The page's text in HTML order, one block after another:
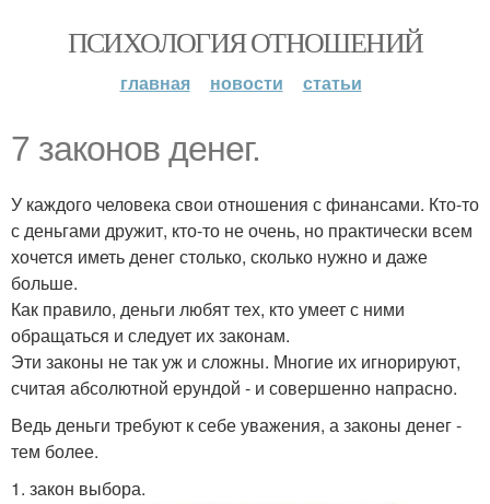
ПСИХОЛОГИЯ ОТНОШЕНИЙ
главная новости статьи
7 законов денег.
У каждого человека свои отношения с финансами. Кто-то
с деньгами дружит, кто-то не очень, но практически всем
хочется иметь денег столько, сколько нужно и даже
больше.
Как правило, деньги любят тех, кто умеет с ними
обращаться и следует их законам.
Эти законы не так уж и сложны. Многие их игнорируют,
считая абсолютной ерундой - и совершенно напрасно.
Ведь деньги требуют к себе уважения, а законы денег -
тем более.
1. закон выбора.